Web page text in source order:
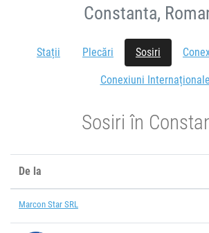
Constanta,
Stații Plecări Sosiri
Conexiuni Internaționale
Sosiri în
De la
Marcon Star SRL